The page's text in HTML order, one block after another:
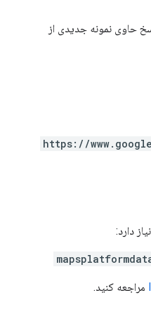
حاوی نمونه جدیدی از
https://
نیاز دارد:
مراجعه کنید.